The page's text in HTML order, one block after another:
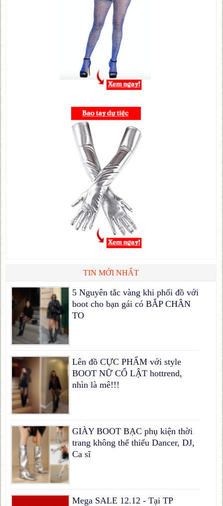
TIN MỚI NHẤT
5 Nguyên tắc vàng khi phối đồ với
boot cho bạn gái có BẮP CHÂN
TO
Lên đồ CỰC PHẨM với style
BOOT NỮ CỔ LẬT hottrend,
nhìn là mê!!!
GIÀY BOOT BẠC phụ kiện thời
trang không thể thiếu Dancer, DJ,
Ca sĩ
Mega SALE 12.12 - Tại TP